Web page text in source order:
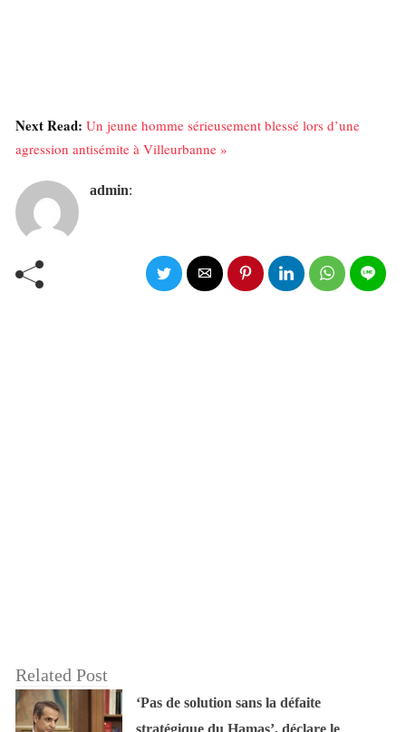
Next Read: Un jeune homme sérieusement blessé lors d’une
agression antisémite à Villeurbanne »
admin:
Related Post
‘Pas de solution sans la défaite